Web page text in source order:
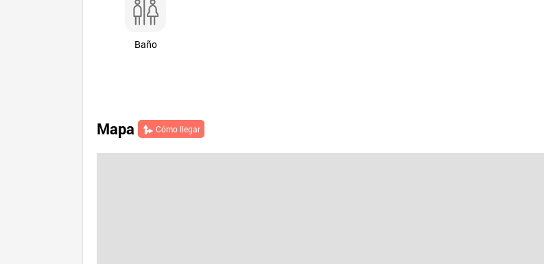
Baño
Mapa Cómo llegar